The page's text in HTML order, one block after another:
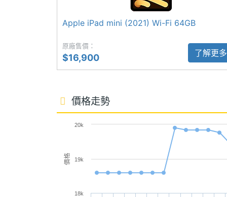
◎ 1,200 萬畫素後鏡頭
◎ Wi-Fi 6E、藍牙 5.3
◎ 支援 Apple Pencil Pro、Apple Pencil（
◎ 19.3Wh 電池
◎ 採用 USB Type-C 傳輸埠（USB 3；
※本文為 SOGI 手機王版權所有，未經授權不得轉載使
1200 萬畫素
主相機感光元件 CMOS
主相機光圈F
主相機自動對焦 Yes
錄影
前相機畫素 1200 萬畫素
Apple iPad mini (2021) Wi-Fi 64GB
原廠售價：
$16,900 了解更多
價格走勢
價格 19k
20k
18k